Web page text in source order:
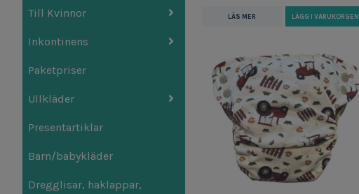
Till Kvinnor
Inkontinens
Paketpriser
Ullkläder
Presentartiklar
Barn/babykläder
Dregglisar, haklappar,
LÄS MER LÄGG I VARUKORGEN